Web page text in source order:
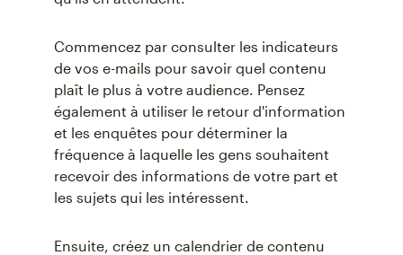
Commencez par consulter les indicateurs
de vos e-mails pour savoir quel contenu
plaît le plus à votre audience. Pensez
également à utiliser le retour d'information
et les enquêtes pour déterminer la
fréquence à laquelle les gens souhaitent
recevoir des informations de votre part et
les sujets qui les intéressent.
Ensuite, créez un calendrier de contenu